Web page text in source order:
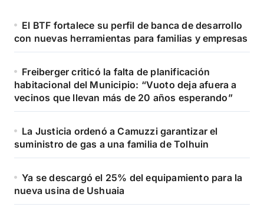
El BTF fortalece su perfil de banca de desarrollo
con nuevas herramientas para familias y empresas
Freiberger criticó la falta de planificación
habitacional del Municipio: “Vuoto deja afuera a
vecinos que llevan más de 20 años esperando”
La Justicia ordenó a Camuzzi garantizar el
suministro de gas a una familia de Tolhuin
Ya se descargó el 25% del equipamiento para la
nueva usina de Ushuaia